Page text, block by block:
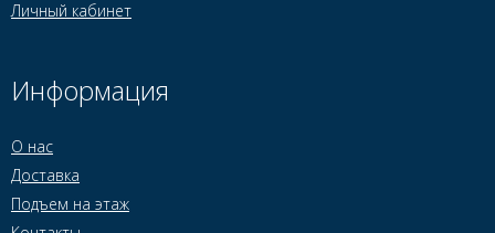
Личный кабинет
Информация
О нас
Доставка
Подъем на этаж